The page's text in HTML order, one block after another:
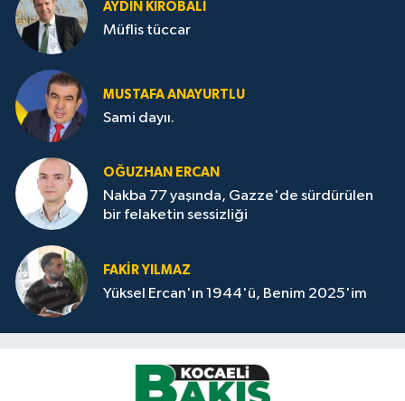
AYDIN KIROBALI
Müflis tüccar
MUSTAFA ANAYURTLU
Sami dayıı.
OĞUZHAN ERCAN
Nakba 77 yaşında, Gazze'de sürdürülen
bir felaketin sessizliği
FAKİR YILMAZ
Yüksel Ercan'ın 1944'ü, Benim 2025'im